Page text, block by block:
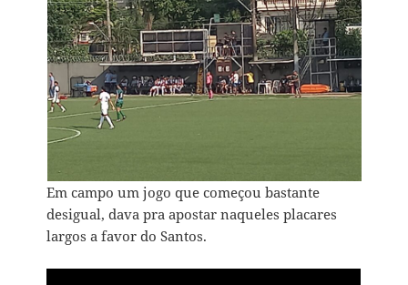
Em campo um jogo que começou bastante
desigual, dava pra apostar naqueles placares
largos a favor do Santos.